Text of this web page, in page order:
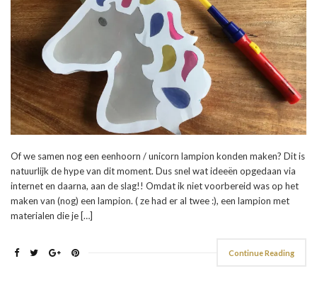
Of we samen nog een eenhoorn / unicorn lampion konden maken? Dit is
natuurlijk de hype van dit moment. Dus snel wat ideeën opgedaan via
internet en daarna, aan de slag!! Omdat ik niet voorbereid was op het
maken van (nog) een lampion. ( ze had er al twee :), een lampion met
materialen die je […]
Continue Reading